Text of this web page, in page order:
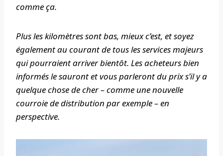
comme ça.
Plus les kilomètres sont bas, mieux c’est, et soyez
également au courant de tous les services majeurs
qui pourraient arriver bientôt. Les acheteurs bien
informés le sauront et vous parleront du prix s’il y a
quelque chose de cher – comme une nouvelle
courroie de distribution par exemple – en
perspective.